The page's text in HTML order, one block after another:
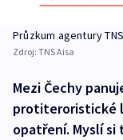
Průzkum agentury
Zdroj: TNS Aisa
Mezi Čechy
protiteroristické
opatření. Myslí